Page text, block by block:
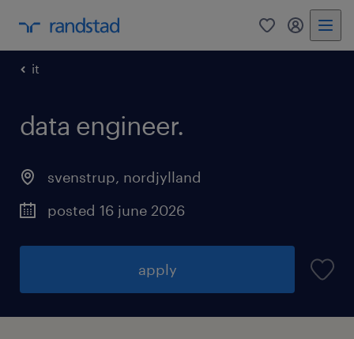
0 my
it
data engineer.
svenstrup, nordjylland
posted 16 june 2026
apply